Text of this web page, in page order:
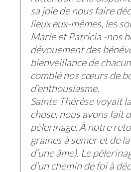
sa joie de nous faire
lieux eux-mêmes, les
Marie et Patricia -nos
dévouement des
bienveillance de
comblé nos cœurs de
d’enthousiasme.
Sainte Thérèse voyait
chose, nous avons fait
pèlerinage. À notre
graines à semer et de
d’une âme). Le
d’un chemin de foi à